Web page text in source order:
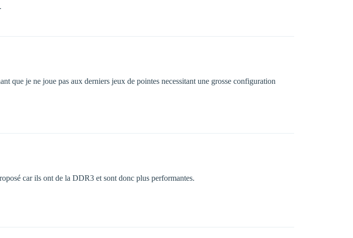
que je ne joue pas aux derniers jeux de pointes necessitant une grosse configuration
car ils ont de la DDR3 et sont donc plus performantes.